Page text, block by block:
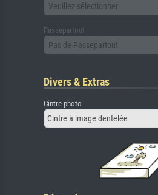
Veuillez sélectionner
Passepartout
Pas de Passepartout
Divers & Extras
Cintre photo
Cintre à image dentelée